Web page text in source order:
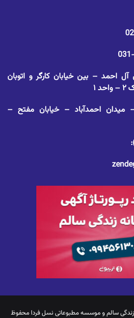
آل احمد – بین خیابان کارگر و اتوبان
۱
میدان احمدآباد – خیابان مفتح –
زندگی سالم و موسسه مطبوعاتی نسل فردا محفوظ